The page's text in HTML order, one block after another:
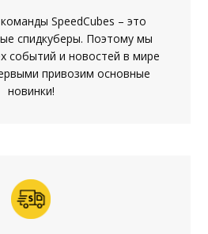
SpeedCubes – это
спидкуберы. Поэтому мы
событий и новостей в мире
привозим основные
новинки!